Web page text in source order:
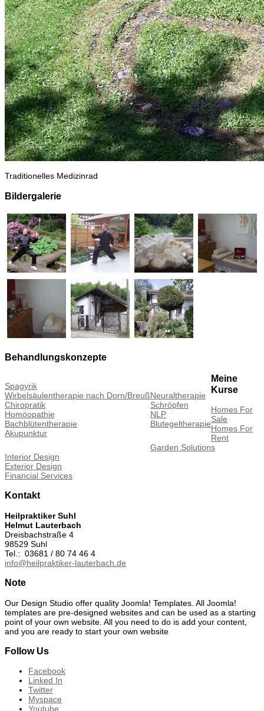
Traditionelles Medizinrad
Bildergalerie
Behandlungskonzepte
Spagyrik
Wirbelsäulentherapie nach Dorn/Breuß
Chiropratik
Homöopathie
Bachblütentherapie
Akupunktur
Neuraltherapie
Schröpfen
NLP
Blutegeltherapie
Meine
Kurse
Homes For
Sale
Homes For
Rent
Garden Solutions
Interior Design
Exterior Design
Financial Services
Kontakt
Heilpraktiker Suhl
Helmut Lauterbach
Dreisbachstraße 4
98529 Suhl
Tel.: 03681 / 80 74 46 4
info@heilpraktiker-lauterbach.de
Note
Our Design Studio offer quality Joomla! Templates. All Joomla!
templates are pre-designed websites and can be used as a starting
point of your own website. All you need to do is add your content,
and you are ready to start your own website
Follow Us
Facebook
Linked In
Twitter
Myspace
Youtube